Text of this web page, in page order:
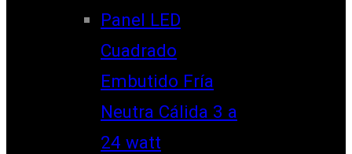
Panel LED
Cuadrado
Embutido Fría
Neutra Cálida 3 a
24 watt